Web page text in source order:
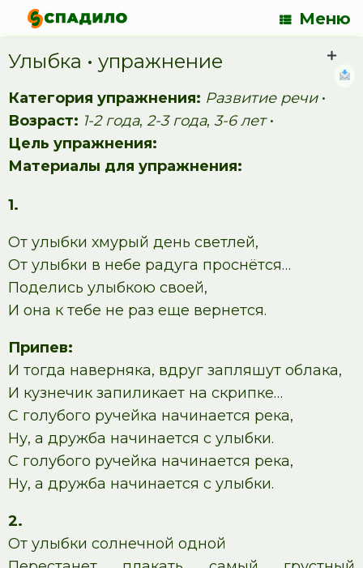
Меню
Улыбка • упражнение
Категория упражнения: Развитие речи•
Возраст: 1-2 года, 2-3 года, 3-6 лет•
Цель упражнения:
Материалы для упражнения:
1.
От улыбки хмурый день светлей,
От улыбки в небе радуга проснётся…
Поделись улыбкою своей,
И она к тебе не раз еще вернется.
Припев:
И тогда наверняка, вдруг запляшут облака,
И кузнечик запиликает на скрипке…
С голубого ручейка начинается река,
Ну, а дружба начинается с улыбки.
С голубого ручейка начинается река,
Ну, а дружба начинается с улыбки.
2.
От улыбки солнечной одной